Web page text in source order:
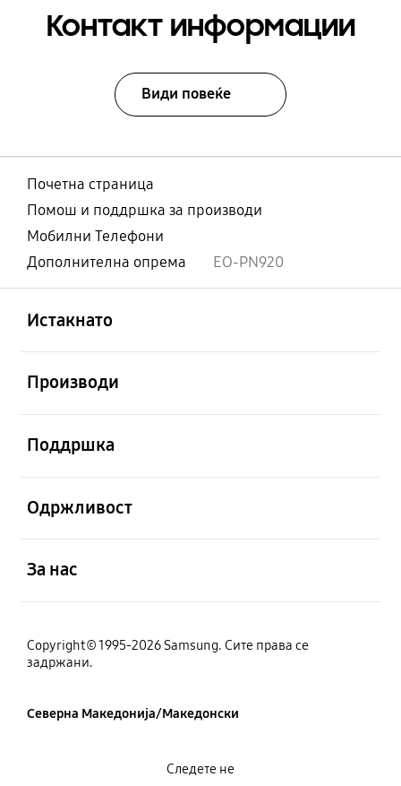
Контакт информации
Види повеќе
Почетна страница
Помош и поддршка за производи
Мобилни Телефони
Дополнителна опрема
EO-PN920
Истакнато
Производи
Поддршка
Одржливост
За нас
Copyright© 1995-2026 Samsung. Сите права се
задржани.
Северна Македонија/Македонски
Следете не